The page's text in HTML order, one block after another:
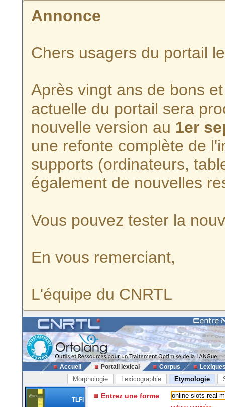
Annonce
Chers usagers du portail
Après vingt ans de bons
actuelle du portail sera
nouvelle version au 1er
une refonte complète de
supports (ordinateurs,
également de nouvelles
Vous pouvez tester la
En vous remerciant,
L'équipe du CNRTL
Accueil Portail lexical Corpus
Morphologie Lexicographie Etymologie
TLFi Entrez une forme